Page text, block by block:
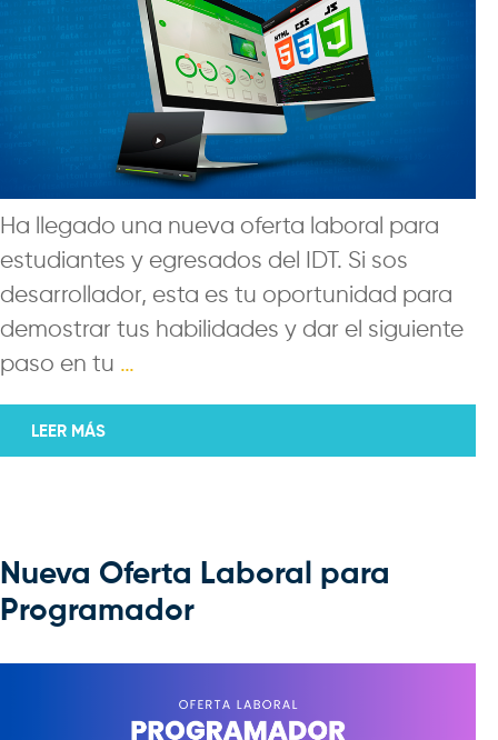
Ha llegado una nueva oferta laboral para
estudiantes y egresados del IDT. Si sos
desarrollador, esta es tu oportunidad para
demostrar tus habilidades y dar el siguiente
paso en tu …
LEER MÁS
Nueva Oferta Laboral para
Programador